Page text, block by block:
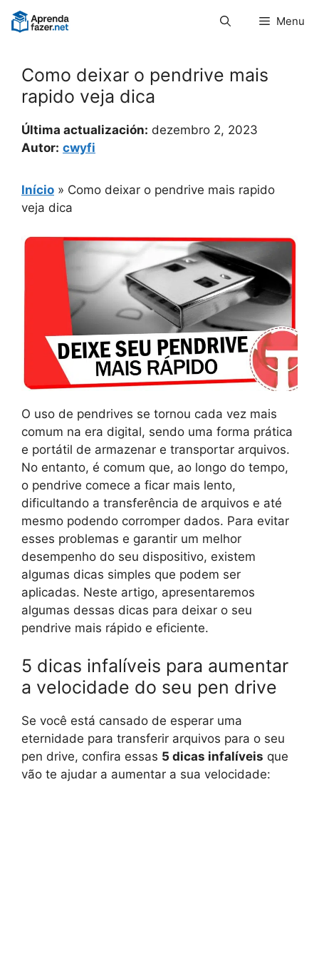
Pular
para
Menu
Como deixar o pendrive mais
rapido veja dica
Última actualización: dezembro 2, 2023
Autor: cwyfi
Início » Como deixar o pendrive mais rapido
veja dica
O uso de pendrives se tornou cada vez mais
comum na era digital, sendo uma forma prática
e portátil de armazenar e transportar arquivos.
No entanto, é comum que, ao longo do tempo,
o pendrive comece a ficar mais lento,
dificultando a transferência de arquivos e até
mesmo podendo corromper dados. Para evitar
esses problemas e garantir um melhor
desempenho do seu dispositivo, existem
algumas dicas simples que podem ser
aplicadas. Neste artigo, apresentaremos
algumas dessas dicas para deixar o seu
pendrive mais rápido e eficiente.
5 dicas infalíveis para aumentar
a velocidade do seu pen drive
Se você está cansado de esperar uma
eternidade para transferir arquivos para o seu
pen drive, confira essas 5 dicas infalíveis que
vão te ajudar a aumentar a sua velocidade: